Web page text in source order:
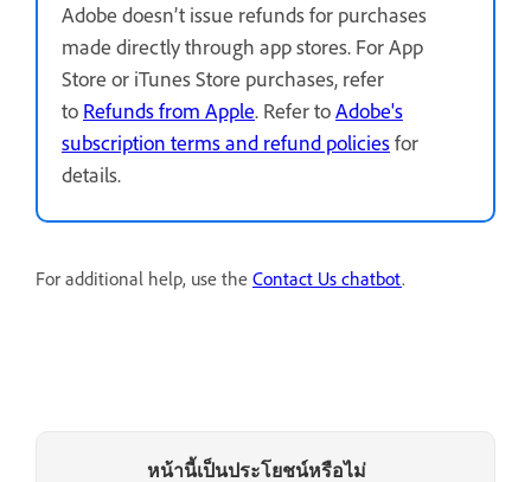
Adobe doesn’t issue refunds for purchases
made directly through app stores. For App
Store or iTunes Store purchases, refer
to Refunds from Apple. Refer toAdobe's
subscription terms and refund policiesfor
details.
For additional help, use the Contact Us chatbot.
หน้านี้เป็นประโยชน์หรือไม่